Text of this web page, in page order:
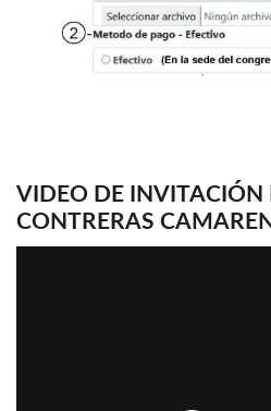
VIDEO DE INVITACIÓN
CONTRERAS